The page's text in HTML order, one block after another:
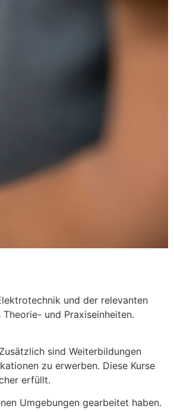
und der relevanten
und Praxiseinheiten.
sind Weiterbildungen
zu erwerben. Diese Kurse
erfüllt.
Umgebungen gearbeitet haben.